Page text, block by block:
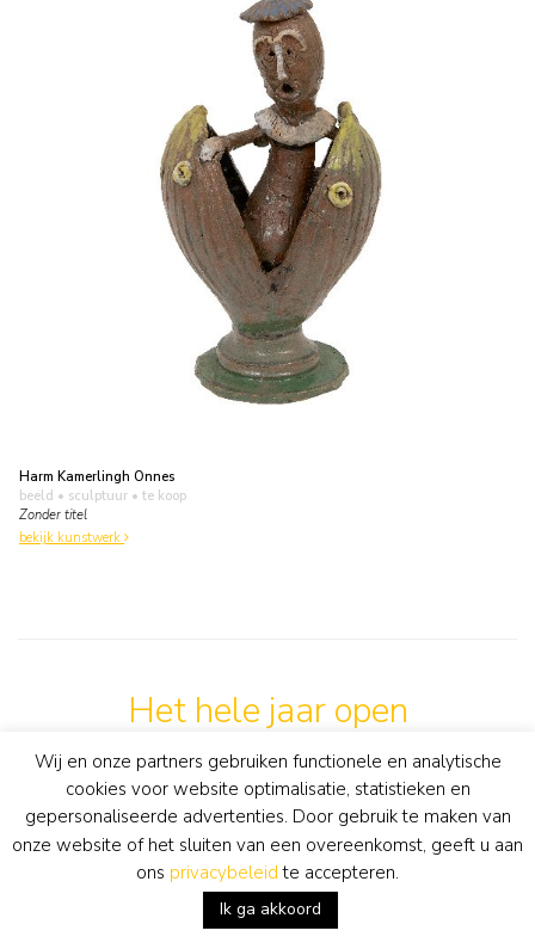
Harm Kamerlingh Onnes
beeld • sculptuur • te koop
Zonder titel
bekijk kunstwerk
Het hele jaar open
Dinsdag t/m zaterdag 11-17 uur en op afspraak
info@simonisbuunk.nl
+31 (0) 318 652888
Wij en onze partners gebruiken functionele en analytische
cookies voor website optimalisatie, statistieken en
gepersonaliseerde advertenties. Door gebruik te maken van
onze website of het sluiten van een overeenkomst, geeft u aan
ons privacybeleid te accepteren.
Ik ga akkoord